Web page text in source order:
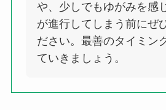
や、少しでもゆがみを感
が進行してしまう前にぜ
ださい。最善のタイミン
ていきましょう。